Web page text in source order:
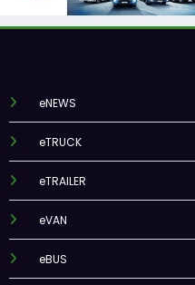
eNEWS
eTRUCK
eTRAILER
eVAN
eBUS